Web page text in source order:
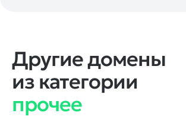
Другие домены
из категории
прочее